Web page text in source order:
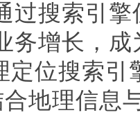
过搜索引
务增长，
定位搜索
地理信息